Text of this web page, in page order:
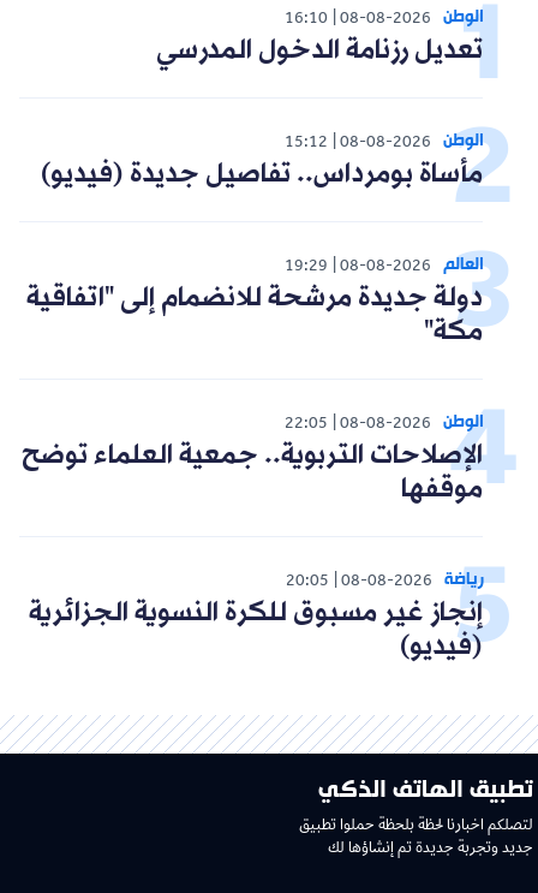
الوطن 08-08-2026
16:10
تعديل رزنامة الدخول المدرسي
الوطن 08-08-2026
15:12
مأساة بومرداس.. تفاصيل جديدة (فيديو)
العالم 08-08-2026
19:29
دولة جديدة مرشحة للانضمام إلى "اتفاقية
مكة"
الوطن 08-08-2026
22:05
الإصلاحات التربوية.. جمعية العلماء توضح
موقفها
رياضة 08-08-2026
20:05
إنجاز غير مسبوق للكرة النسوية الجزائرية
(فيديو)
تطبيق الهاتف الذكي
لتصلكم اخبارنا لحظة بلحظة حملوا تطبيق
جديد وتجربة جديدة تم إنشاؤها لك